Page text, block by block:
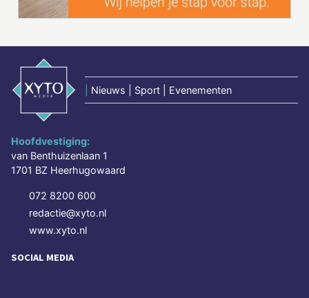
Nieuws | Sport | Evenementen
Hoofdvestiging:
van Benthuizenlaan 1
1701 BZ Heerhugowaard
072 8200 600
redactie@xyto.nl
www.xyto.nl
SOCIAL MEDIA